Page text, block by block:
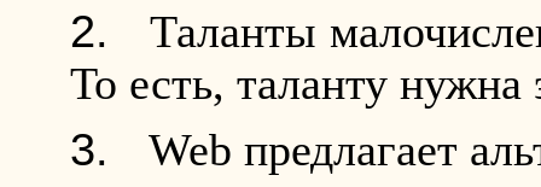
Таланты
То есть, таланту нужна
Web предлагает